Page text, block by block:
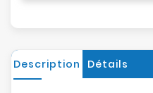
Description Détails